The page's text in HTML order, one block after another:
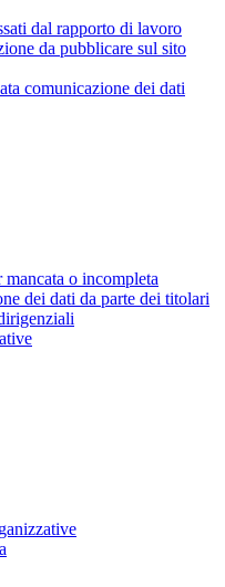
dal rapporto di lavoro
da pubblicare sul sito
comunicazione dei dati
mancata o incompleta
dei dati da parte dei titolari